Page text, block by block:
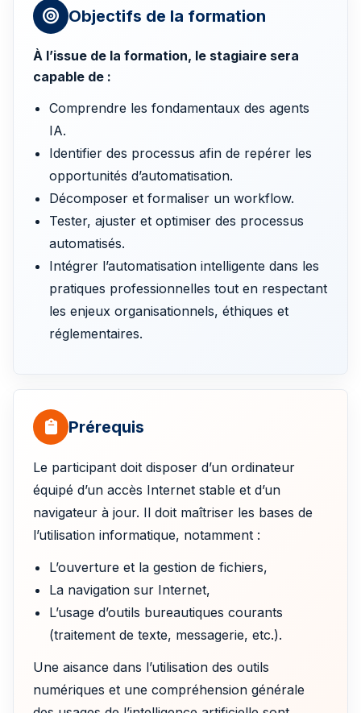
Objectifs de la formation
À l’issue de la formation, le stagiaire sera
capable de :
Comprendre les fondamentaux des agents
IA.
Identifier des processus afin de repérer les
opportunités d’automatisation.
Décomposer et formaliser un workflow.
Tester, ajuster et optimiser des processus
automatisés.
Intégrer l’automatisation intelligente dans les
pratiques professionnelles tout en respectant
les enjeux organisationnels, éthiques et
réglementaires.
Prérequis
Le participant doit disposer d’un ordinateur
équipé d’un accès Internet stable et d’un
navigateur à jour. Il doit maîtriser les bases de
l’utilisation informatique, notamment :
L’ouverture et la gestion de fichiers,
La navigation sur Internet,
L’usage d’outils bureautiques courants
(traitement de texte, messagerie, etc.).
Une aisance dans l’utilisation des outils
numériques et une compréhension générale